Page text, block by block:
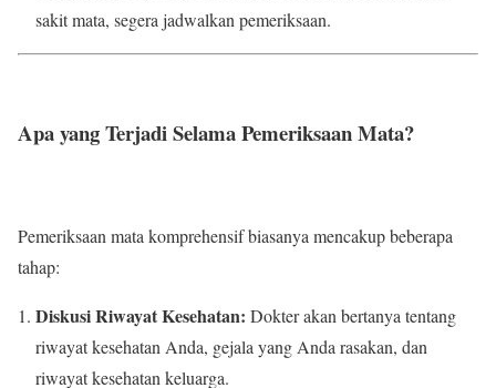
sakit mata, segera jadwalkan pemeriksaan.
Apa yang Terjadi Selama Pemeriksaan Mata?
Pemeriksaan mata komprehensif biasanya mencakup beberapa
tahap:
Diskusi Riwayat Kesehatan: Dokter akan bertanya tentang
riwayat kesehatan Anda, gejala yang Anda rasakan, dan
riwayat kesehatan keluarga.